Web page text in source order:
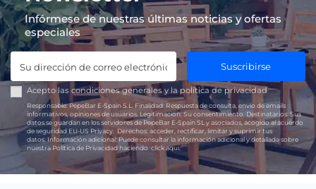
Infórmese de nuestras últimas noticias y ofertas
especiales
Suscribirse
Acepto las condiciones generales y lapolítica de privacidad
Responsable:PepeBar E-Spain S.L. Finalidad: Respuesta de consulta, envío de emails
informativos, opiniones de usuarios. Legitimación: Su consentimiento. Destinatarios:Sus
datos se guardan en los servidores de PepeBar E-Spain SL y asociados, acogido al acuerdo
de seguridad EU-US Privacy. Derechos: acceder, rectificar, limitar y suprimir tus
datos.Información adicional:Puede consultar la información adicional y detallada sobre
nuestra Política de Privacidad haciendoclick aquí.